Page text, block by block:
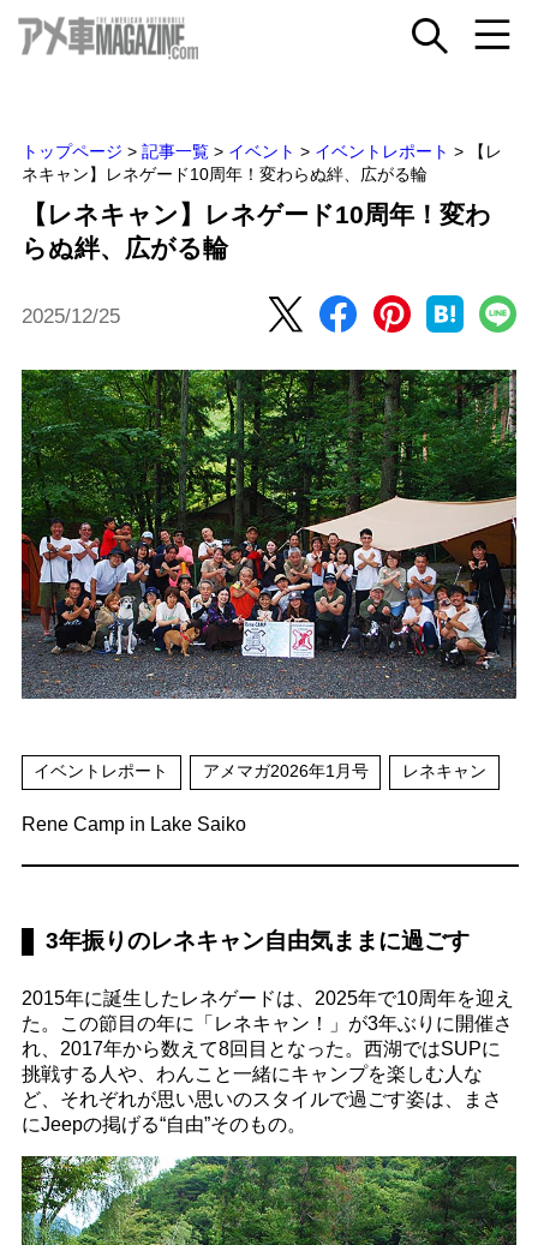
トップページ > 記事一覧 > イベント > イベントレポート >
【レ
ネキャン】レネゲード10周年！変わらぬ絆、広がる輪
【レネキャン】レネゲード10周年！変わ
らぬ絆、広がる輪
2025/12/25
イベントレポート アメマガ2026年1月号 レネキャン
Rene Camp in Lake Saiko
3年振りのレネキャン自由気ままに過ごす
2015年に誕生したレネゲードは、2025年で10周年を迎え
た。この節目の年に「レネキャン！」が3年ぶりに開催さ
れ、2017年から数えて8回目となった。西湖ではSUPに
挑戦する人や、わんこと一緒にキャンプを楽しむ人な
ど、それぞれが思い思いのスタイルで過ごす姿は、まさ
にJeepの掲げる“自由”そのもの。